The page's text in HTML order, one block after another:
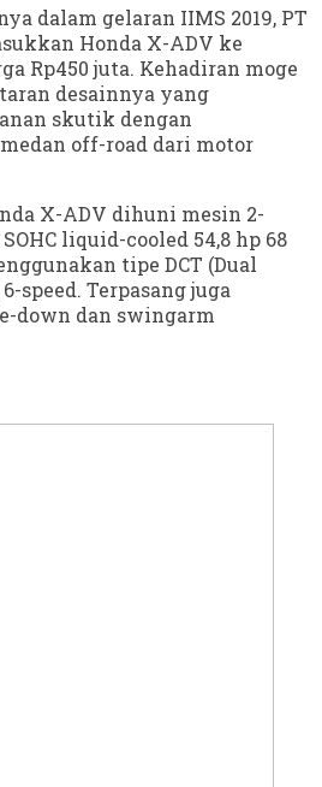
dalam gelaran IIMS 2019, PT
Honda X-ADV ke
Rp450 juta. Kehadiran moge
desainnya yang
skutik dengan
off-road dari motor
X-ADV dihuni mesin 2-
liquid-cooled 54,8 hp 68
tipe DCT (Dual
speed. Terpasang juga
down dan swingarm